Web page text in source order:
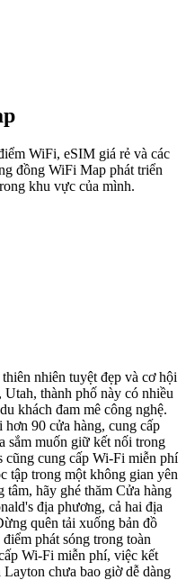
WiFi, eSIM giá rẻ và các
đồng WiFi Map phát triển
khu vực của mình.
nhiên tuyệt đẹp và cơ hội
thành phố này có nhiều
khách đam mê công nghệ.
90 cửa hàng, cung cấp
sắm muốn giữ kết nối trong
cung cấp Wi-Fi miễn phí
tập trong một không gian yên
hãy ghé thăm Cửa hàng
địa phương, cả hai địa
quên tải xuống bản đồ
phát sóng trong toàn
Wi-Fi miễn phí, việc kết
chưa bao giờ dễ dàng